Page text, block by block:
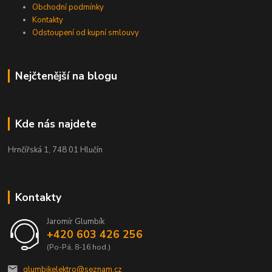
Obchodní podmínky
Kontakty
Odstoupení od kupní smlouvy
Nejčtenější na blogu
Kde nás najdete
Hrnčířská 1, 748 01 Hlučín
Kontakty
Jaromír Glumbík
+420 603 426 256
(Po-Pá, 8-16 hod.)
glumbikelektro@seznam.cz